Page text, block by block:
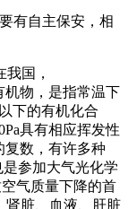
有自主保安，相
国，
机物，是指常温下
下的有机化合
具有相应挥发性
复数，有许多种
参加大气光化学
气质量下降的首
肾脏、血液、肝脏